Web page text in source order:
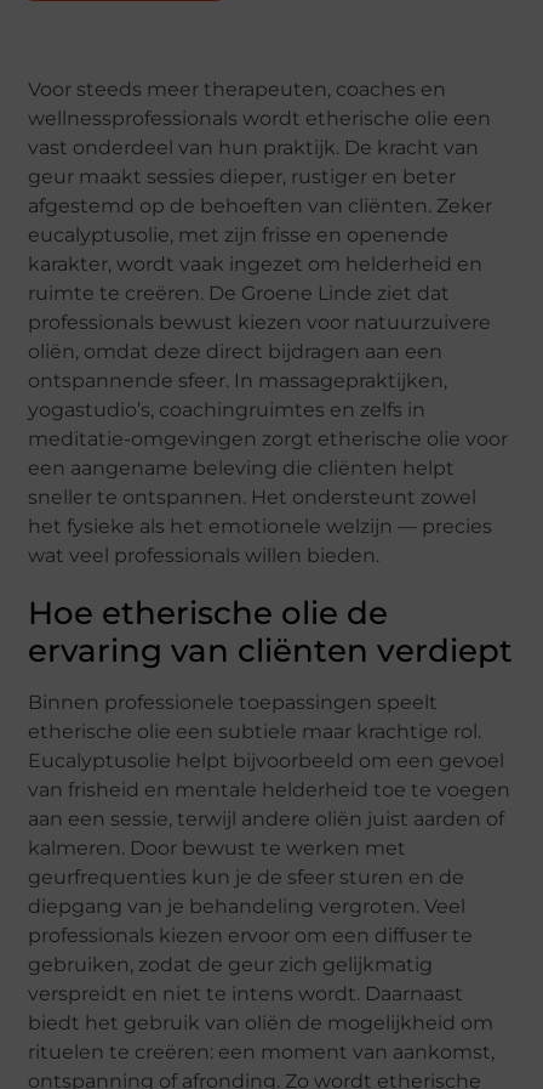
Voor steeds meer therapeuten, coaches en
wellnessprofessionals wordt etherische olie een
vast onderdeel van hun praktijk. De kracht van
geur maakt sessies dieper, rustiger en beter
afgestemd op de behoeften van cliënten. Zeker
eucalyptusolie, met zijn frisse en openende
karakter, wordt vaak ingezet om helderheid en
ruimte te creëren. De Groene Linde ziet dat
professionals bewust kiezen voor natuurzuivere
oliën, omdat deze direct bijdragen aan een
ontspannende sfeer. In massagepraktijken,
yogastudio’s, coachingruimtes en zelfs in
meditatie-omgevingen zorgt etherische olie voor
een aangename beleving die cliënten helpt
sneller te ontspannen. Het ondersteunt zowel
het fysieke als het emotionele welzijn — precies
wat veel professionals willen bieden.
Hoe etherische olie de
ervaring van cliënten verdiept
Binnen professionele toepassingen speelt
etherische olie een subtiele maar krachtige rol.
Eucalyptusolie helpt bijvoorbeeld om een gevoel
van frisheid en mentale helderheid toe te voegen
aan een sessie, terwijl andere oliën juist aarden of
kalmeren. Door bewust te werken met
geurfrequenties kun je de sfeer sturen en de
diepgang van je behandeling vergroten. Veel
professionals kiezen ervoor om een diffuser te
gebruiken, zodat de geur zich gelijkmatig
verspreidt en niet te intens wordt. Daarnaast
biedt het gebruik van oliën de mogelijkheid om
rituelen te creëren: een moment van aankomst,
ontspanning of afronding. Zo wordt etherische